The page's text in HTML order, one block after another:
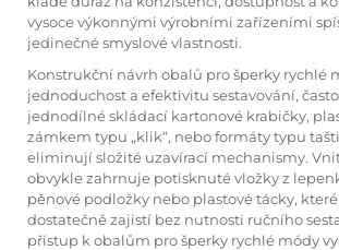
vysoce výkonnými výrobními zařízeními
jedinečné smyslové vlastnosti.
Konstrukční návrh obalů pro šperky rychlé
jednoduchost a efektivitu sestavování,
jednodílné skládací kartonové krabičky,
zámkem typu „klik“, nebo formáty typu
eliminují složité uzavírací mechanismy.
obvykle zahrnuje potisknuté vložky z
pěnové podložky nebo plastové tácky,
dostatečně zajistí bez nutnosti ručního
přístup k obalům pro šperky rychlé módy